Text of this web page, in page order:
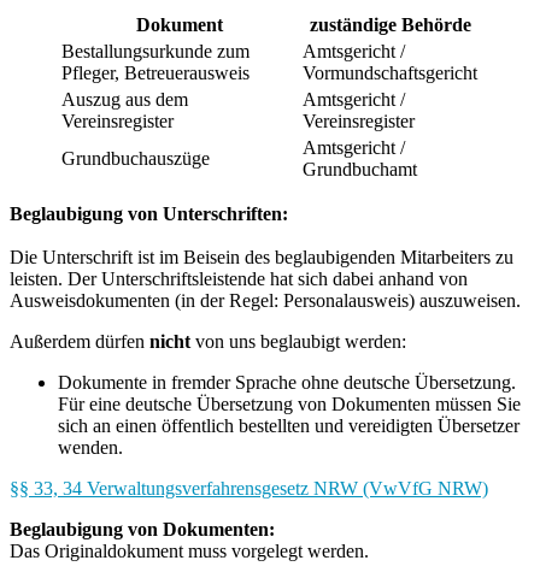
Dokument
zuständige Behörde
Bestallungsurkunde zum
Pfleger, Betreuerausweis
Amtsgericht /
Vormundschaftsgericht
Auszug aus dem
Vereinsregister
Amtsgericht /
Vereinsregister
Grundbuchauszüge
Amtsgericht /
Grundbuchamt
Beglaubigung von Unterschriften:
Die Unterschrift ist im Beisein des beglaubigenden Mitarbeiters zu
leisten. Der Unterschriftsleistende hat sich dabei anhand von
Ausweisdokumenten (in der Regel: Personalausweis) auszuweisen.
Außerdem dürfen nicht von uns beglaubigt werden:
Dokumente in fremder Sprache ohne deutsche Übersetzung.
Für eine deutsche Übersetzung von Dokumenten müssen Sie
sich an einen öffentlich bestellten und vereidigten Übersetzer
wenden.
§§ 33, 34 Verwaltungsverfahrensgesetz NRW (VwVfG NRW)
Beglaubigung von Dokumenten:
Das Originaldokument muss vorgelegt werden.